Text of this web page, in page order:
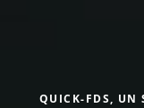
QUICK-FDS, UN